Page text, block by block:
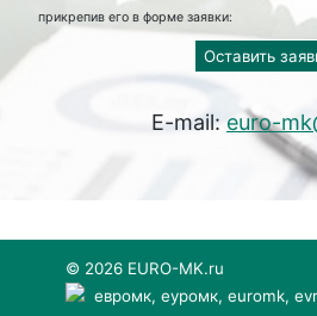
прикрепив его в форме заявки:
Оставить
E-mail: euro-
© 2026 EURO-MK.ru
евромк, еуромк, euromk,